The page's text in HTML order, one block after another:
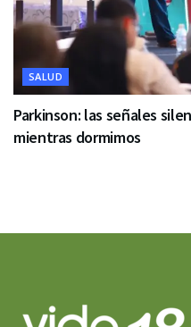
SALUD
Parkinson: las señales
mientras dormimos